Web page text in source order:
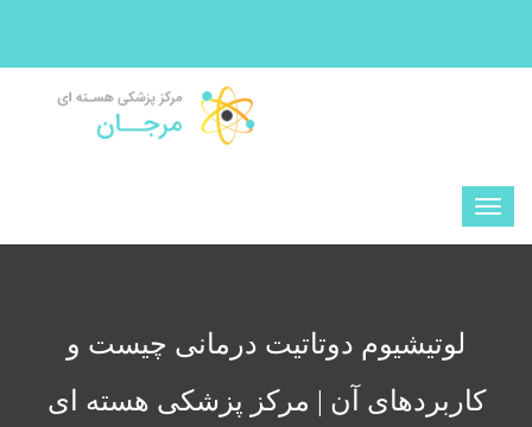
لوتیشیوم دوتاتیت درمانی چیست و
کاربردهای آن | مرکز پزشکی هسته ای